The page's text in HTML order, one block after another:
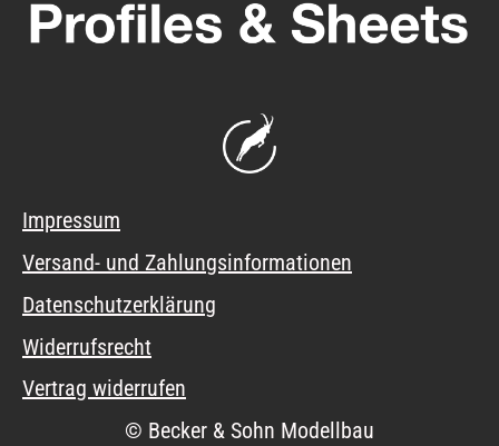
Impressum
Versand- und Zahlungsinformationen
Datenschutzerklärung
Widerrufsrecht
Vertrag widerrufen
© Becker & Sohn Modellbau